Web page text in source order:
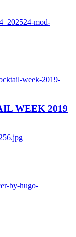
mod-
week-2019-
WEEK 2019
by-hugo-